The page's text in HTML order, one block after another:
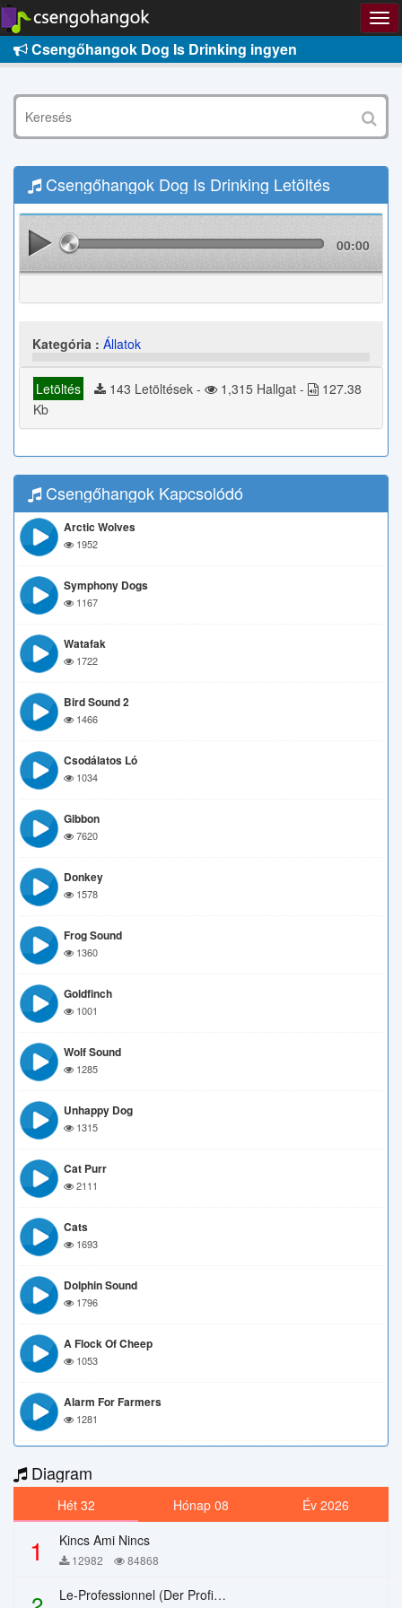
Csengőhangok Dog Is Drinking ingyen
Csengőhangok Dog Is Drinking Letöltés
00:00
Kategória : Állatok
Letöltés 143 Letöltések - 1,315 Hallgat -
127.38
Kb
Csengőhangok Kapcsolódó
Arctic Wolves
1952
Symphony Dogs
1167
Watafak
1722
Bird Sound 2
1466
Csodálatos Ló
1034
Gibbon
7620
Donkey
1578
Frog Sound
1360
Goldfinch
1001
Wolf Sound
1285
Unhappy Dog
1315
Cat Purr
2111
Cats
1693
Dolphin Sound
1796
A Flock Of Cheep
1053
Alarm For Farmers
1281
Diagram
Hét 32 Hónap 08 Év 2026
1 Kincs Ami Nincs
12982 84868
Le-Professionnel (Der Profi) – Chi Mai